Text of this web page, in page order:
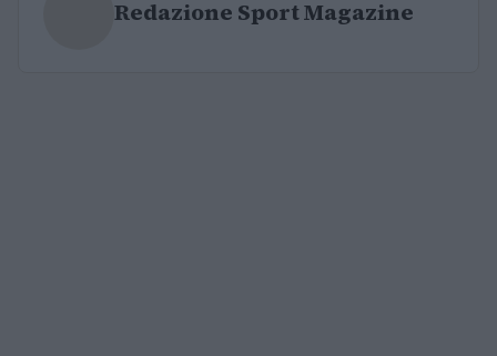
Redazione Sport Magazine